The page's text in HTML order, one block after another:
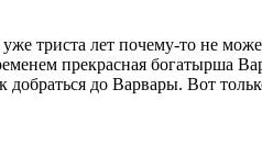
триста лет почему-то не
прекрасная богатырша
добраться до Варвары. Вот